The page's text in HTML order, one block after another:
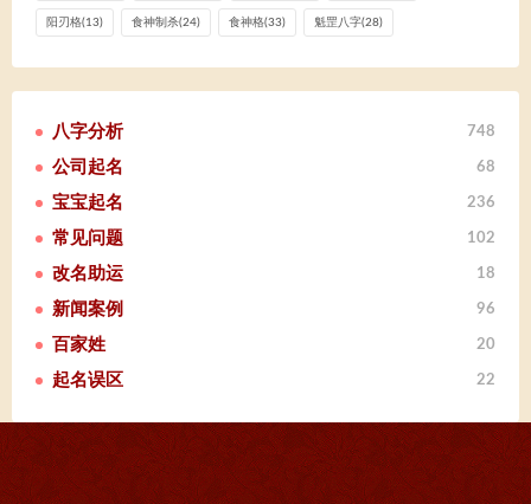
阳刃格(13) 食神制杀(24) 食神格(33) 魁罡八字(28)
八字分析 748
公司起名 68
宝宝起名 236
常见问题 102
改名助运 18
新闻案例 96
百家姓 20
起名误区 22